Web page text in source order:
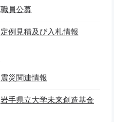
職員公募
定例見積及び入札情報
震災関連情報
岩手県立大学未来創造基金